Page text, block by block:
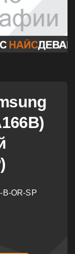
B-OR-SP